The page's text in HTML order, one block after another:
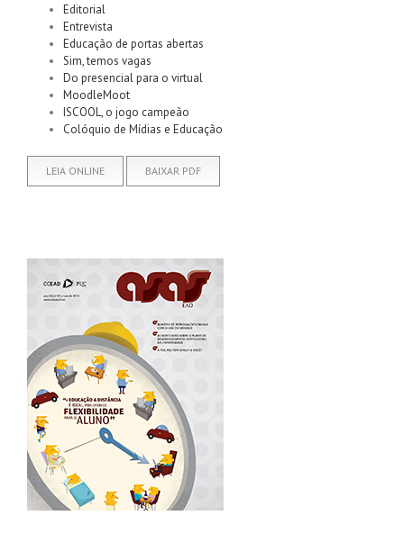
Editorial
Entrevista
Educação de portas abertas
Sim, temos vagas
Do presencial para o virtual
MoodleMoot
ISCOOL, o jogo campeão
Colóquio de Mídias e Educação
LEIA ONLINE BAIXAR PDF